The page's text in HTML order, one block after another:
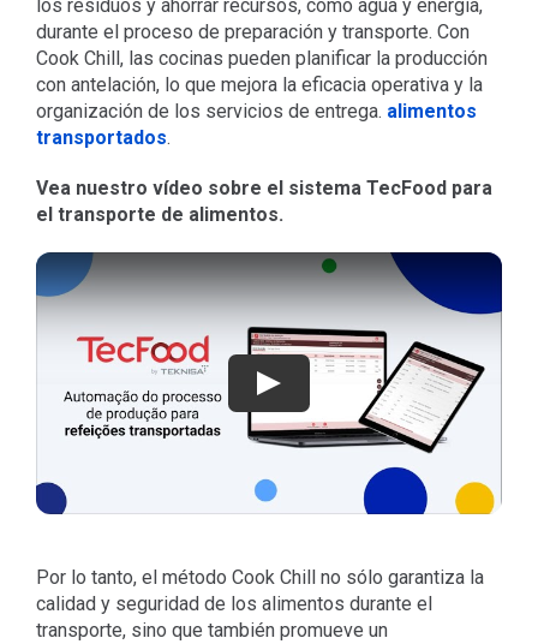
los residuos y ahorrar recursos, como agua y energía,
durante el proceso de preparación y transporte. Con
Cook Chill, las cocinas pueden planificar la producción
con antelación, lo que mejora la eficacia operativa y la
organización de los servicios de entrega. alimentos
transportados.
Vea nuestro vídeo sobre el sistema TecFood para
el transporte de alimentos.
Jugar
Por lo tanto, el método Cook Chill no sólo garantiza la
calidad y seguridad de los alimentos durante el
transporte, sino que también promueve un